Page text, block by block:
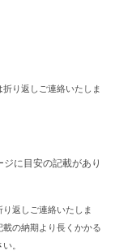
り返しご連絡いたしま
に目安の記載があり
返しご連絡いたしま
の納期より長くかかる
。